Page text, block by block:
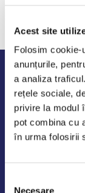
Acest site
Folosim cookie-
anunțurile,
a analiza
rețele sociale,
privire la modul
pot combina cu
în urma folosirii
Necesare
Program
Luni - Vineri:
Sambata -